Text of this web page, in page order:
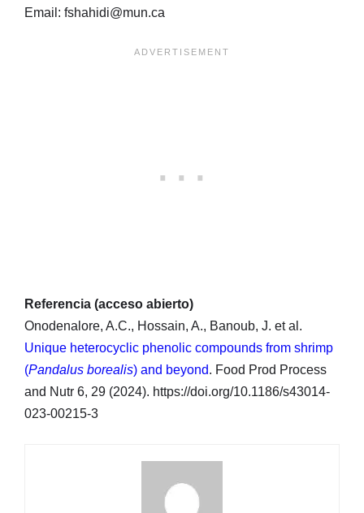
Email: fshahidi@mun.ca
Referencia (acceso abierto)
Onodenalore, A.C., Hossain, A., Banoub, J. et al.
Unique heterocyclic phenolic compounds from shrimp
(Pandalus borealis) and beyond. Food Prod Process
and Nutr 6, 29 (2024). https://doi.org/10.1186/s43014-
023-00215-3